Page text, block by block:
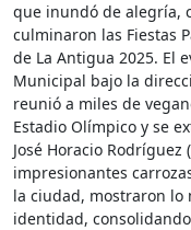
que inundó de alegría,
culminaron las Fiestas
de La Antigua 2025. El
Municipal bajo la
reunió a miles de
Estadio Olímpico y se
José Horacio Rodríguez
impresionantes
la ciudad, mostraron lo
identidad,